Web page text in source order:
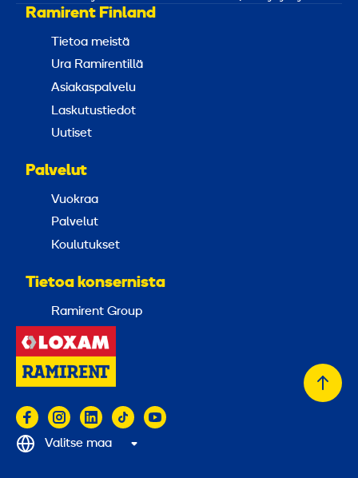
Ramirent Finland
Tietoa meistä
Ura Ramirentillä
Asiakaspalvelu
Laskutustiedot
Uutiset
Palvelut
Vuokraa
Palvelut
Koulutukset
Tietoa konsernista
Ramirent Group
Valitse maa